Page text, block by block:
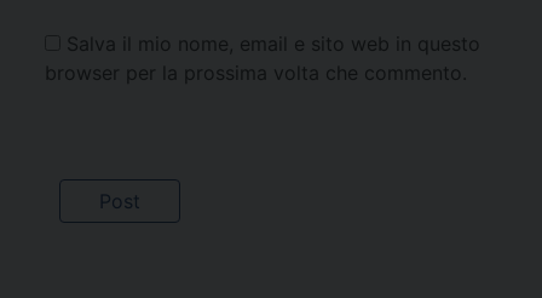
Salva il mio nome, email e sito web in questo
browser per la prossima volta che commento.